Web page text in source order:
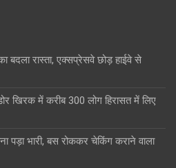
रास्ता, एक्सप्रेसवे छोड़ हाईवे से
खिरक में करीब 300 लोग हिरासत में लिए
पड़ा भारी, बस रोककर चेकिंग कराने वाला